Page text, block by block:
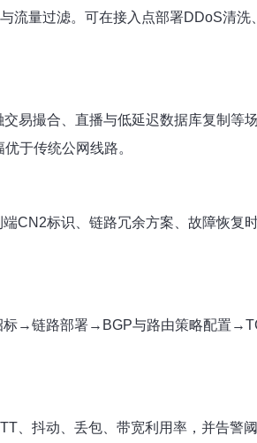
流量过滤。可在接入点部署DDoS清
易撮合、直播与低延迟数据库复制
于传统公网线路。
CN2标识、链路冗余方案、故障恢
→链路部署→BGP与路由策略配置
、抖动、丢包、带宽利用率，并告